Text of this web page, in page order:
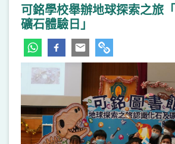
可銘學校舉辦地球探索之旅
礦石體驗日」